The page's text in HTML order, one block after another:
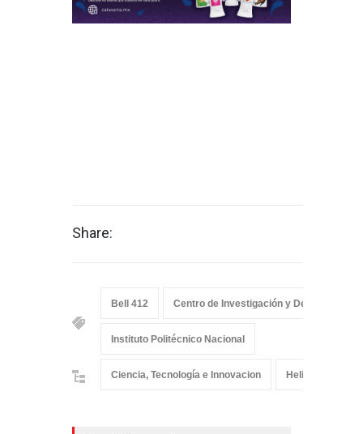
Share:
Bell 412 Centro de Investigación y Desarrollo
Instituto Politécnico Nacional
Ciencia, Tecnología e Innovacion Helicópteros